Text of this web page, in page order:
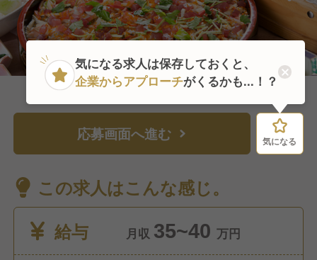
応募画面へ進む 気になる
この求人はこんな感じ。
給与
月収 35~40 万円
気になる
気になる求人は保存しておくと、
企業からアプローチがくるかも...！？